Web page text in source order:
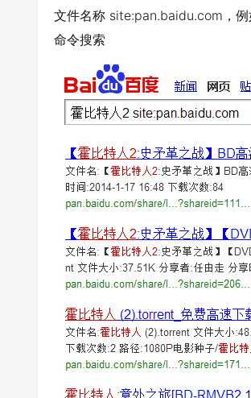
文件名称 site:pan.baidu.com，
命令搜索